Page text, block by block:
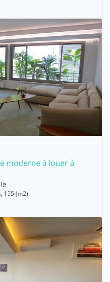
moderne à louer à
155 (m2)